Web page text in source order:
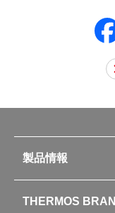
製品情報
水筒
THERMOS